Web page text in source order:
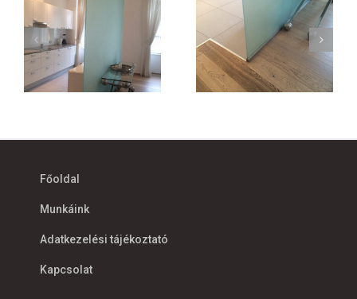
Főoldal
Munkáink
Adatkezelési tájékoztató
Kapcsolat